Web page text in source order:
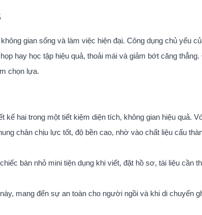
gian sống và làm việc hiện đại. Công dụng chủ yếu
hay học tập hiệu quả, thoải mái và giảm bớt căng
chọn lựa.
hai trong một tiết kiệm diện tích, không gian hiệu quả.
chân chịu lực tốt, độ bền cao, nhờ vào chất liệu cấu
bàn nhỏ mini tiện dụng khi viết, đặt hồ sơ, tài liệu cần
mang đến sự an toàn cho người ngồi và khi di chuyển